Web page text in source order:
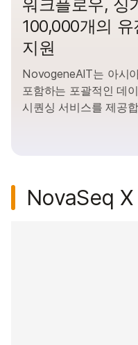
워크플로우, 싱
100,000개의
지원
NovogeneAIT는 아시
포함하는 포괄적인 데
시퀀싱 서비스를 제공
NovaSeq